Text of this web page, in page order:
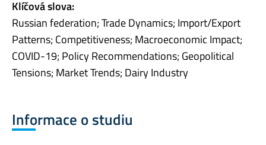
Klíčová slova:
Russian federation; Trade Dynamics; Import/Export
Patterns; Competitiveness; Macroeconomic Impact;
COVID-19; Policy Recommendations; Geopolitical
Tensions; Market Trends; Dairy Industry
Informace o studiu